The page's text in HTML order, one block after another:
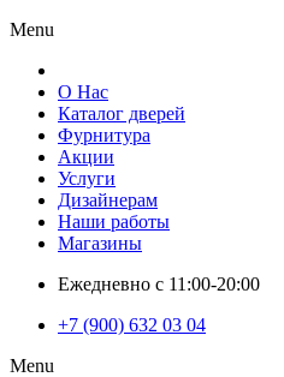
Menu
О Нас
Каталог дверей
Фурнитура
Акции
Услуги
Дизайнерам
Наши работы
Магазины
Ежедневно с 11:00-20:00
+7 (900) 632 03 04
Menu